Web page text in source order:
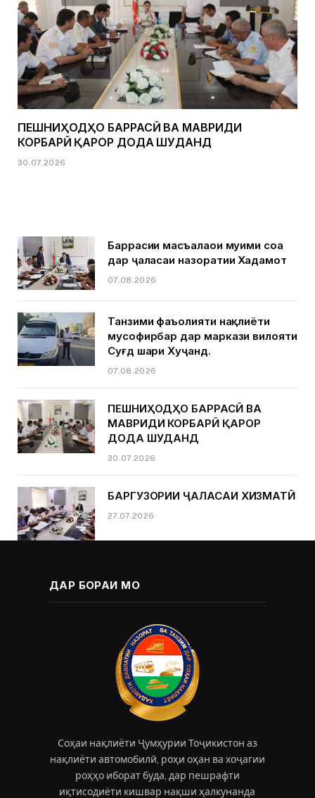
ПЕШНИҲОДҲО БАРРАСӢ ВА МАВРИДИ
КОРБАРӢ ҚАРОР ДОДА ШУДАНД
30.07.2026
Баррасии масъалаҳои муҳими соҳа
дар ҷаласаи назоратии Хадамот
07.08.2026
Танзими фаъолияти нақлиёти
мусофирбар дар маркази вилояти
Суғд шаҳри Хуҷанд.
07.08.2026
ПЕШНИҲОДҲО БАРРАСӢ ВА
МАВРИДИ КОРБАРӢ ҚАРОР
ДОДА ШУДАНД
30.07.2026
БАРГУЗОРИИ ҶАЛАСАИ ХИЗМАТӢ
27.07.2026
ДАР БОРАИ МО
Соҳаи нақлиёти Ҷумҳурии Тоҷикистон аз
нақлиёти автомобилӣ, роҳи оҳан ва хоҷагии
роҳҳо иборат буда, дар пешрафти
иқтисодиёти кишвар нақши ҳалкунанда